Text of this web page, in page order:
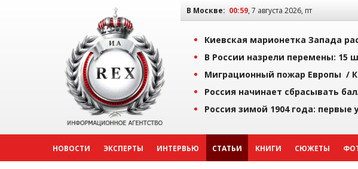
В Москве: 00:59, 7 августа 2026, пт
Киевская марионетка Запада
В России назрели перемены: 15
Миграционный пожар Европы /
Россия начинает сбрасывать
Россия зимой 1904 года: первые
НОВОСТИ ЭКСПЕРТЫ ИНТЕРВЬЮ СТАТЬИ КНИГИ СЮЖЕТЫ